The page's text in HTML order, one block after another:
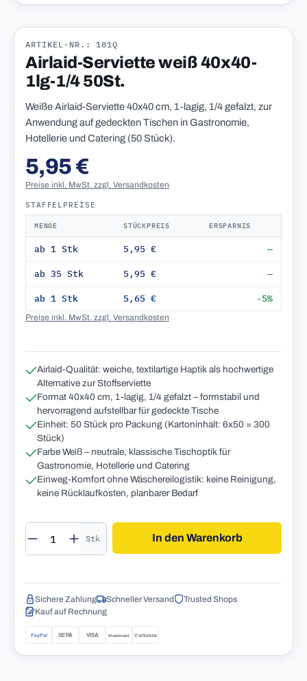
ARTIKEL-NR.: 181Q
Airlaid-Serviette weiß 40x40-
1lg-1/4 50St.
Weiße Airlaid-Serviette 40x40 cm, 1-lagig, 1/4 gefalzt, zur
Anwendung auf gedeckten Tischen in Gastronomie,
Hotellerie und Catering (50 Stück).
5,95 €
Preise inkl. MwSt. zzgl. Versandkosten
STAFFELPREISE
MENGE STÜCKPREIS ERSPARNIS
ab 1 Stk 5,95 € —
ab 35 Stk 5,95 € —
ab 1 Stk 5,65 € -5%
Preise inkl. MwSt. zzgl. Versandkosten
Airlaid-Qualität: weiche, textilartige Haptik als hochwertige
Alternative zur Stoffserviette
Format 40x40 cm, 1-lagig, 1/4 gefalzt – formstabil und
hervorragend aufstellbar für gedeckte Tische
Einheit: 50 Stück pro Packung (Kartoninhalt: 6x50 = 300
Stück)
Farbe Weiß – neutrale, klassische Tischoptik für
Gastronomie, Hotellerie und Catering
Einweg-Komfort ohne Wäschereilogistik: keine Reinigung,
keine Rücklaufkosten, planbarer Bedarf
Produkt Anzahl: Gib den gewünschten
Stk In den Warenkorb
Sichere Zahlung Schneller Versand
Trusted Shops
Kauf auf Rechnung